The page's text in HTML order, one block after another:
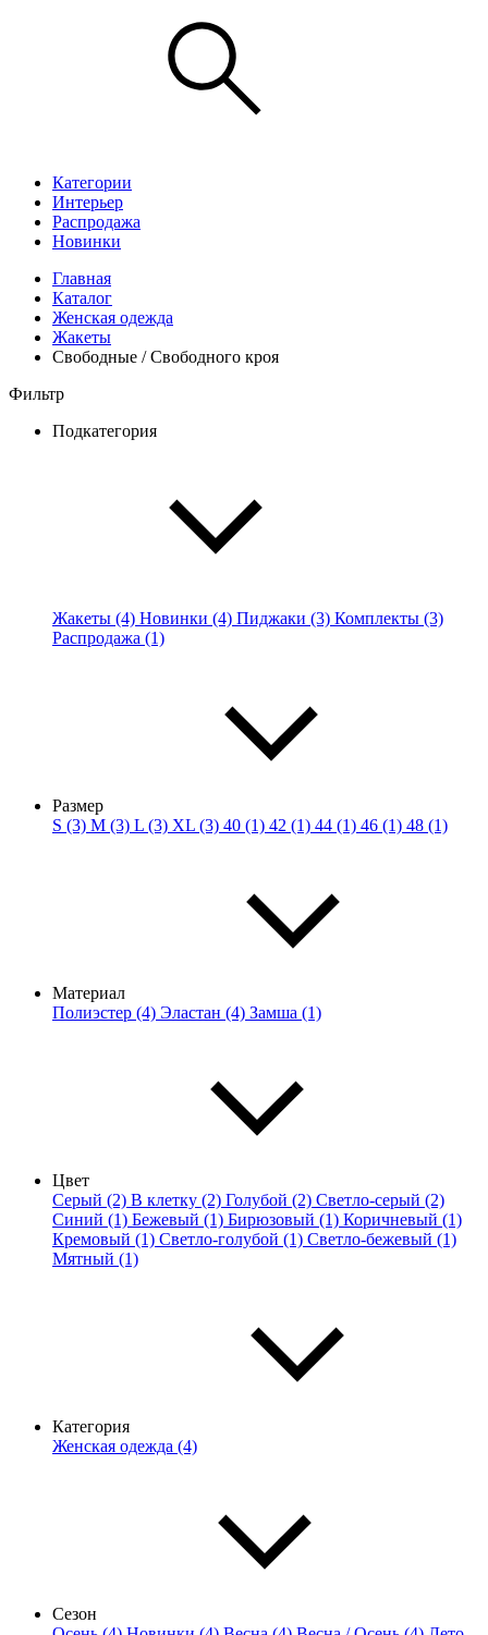
Категории
Интерьер
Распродажа
Новинки
Главная
Каталог
Женская одежда
Жакеты
Свободные / Свободного кроя
Фильтр
Подкатегория
Жакеты (4) Новинки (4) Пиджаки (3) Комплекты (3)
Распродажа (1)
Размер
S (3) M (3) L (3) XL (3) 40 (1) 42 (1) 44 (1) 46 (1) 48 (1)
Материал
Полиэстер (4) Эластан (4) Замша (1)
Цвет
Серый (2) В клетку (2) Голубой (2) Светло-серый (2)
Синий (1) Бежевый (1) Бирюзовый (1) Коричневый (1)
Кремовый (1) Светло-голубой (1) Светло-бежевый (1)
Мятный (1)
Категория
Женская одежда (4)
Сезон